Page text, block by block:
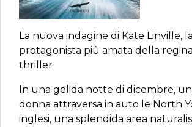
La nuova indagine di Kate Linville, la
protagonista più amata della
thriller
In una gelida notte di dicembre,
donna attraversa in auto le North
inglesi, una splendida area